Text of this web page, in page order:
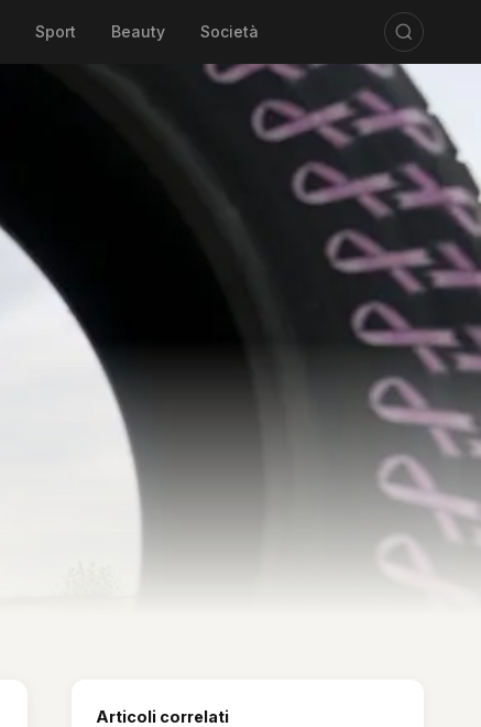
Sport Beauty Società
Articoli correlati